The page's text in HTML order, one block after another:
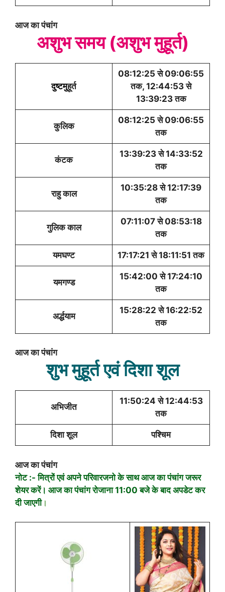
आज का पंचांग
अशुभ समय (अशुभ मुहूर्त)
दुष्टमुहूर्त
08:12:25 से 09:06:55
तक, 12:44:53 से
13:39:23 तक
कुलिक
08:12:25 से 09:06:55
तक
कंटक
13:39:23 से 14:33:52
तक
राहु काल
10:35:28 से 12:17:39
तक
गुलिक काल
07:11:07 से 08:53:18
तक
यमघण्ट 17:17:21 से 18:11:51 तक
यमगण्ड
15:42:00 से 17:24:10
तक
अर्द्धयाम
15:28:22 से 16:22:52
तक
आज का पंचांग
शुभ मुहूर्त एवं दिशा शूल
अभिजीत
11:50:24 से 12:44:53
तक
दिशा शूल पश्चिम
आज का पंचांग
नोट :- मित्रों एवं अपने परिवारजनो के साथ आज का पंचांग जरूर
शेयर करें। आज का पंचांग रोजाना 11:00 बजे के बाद अपडेट कर
दी जाएगी।